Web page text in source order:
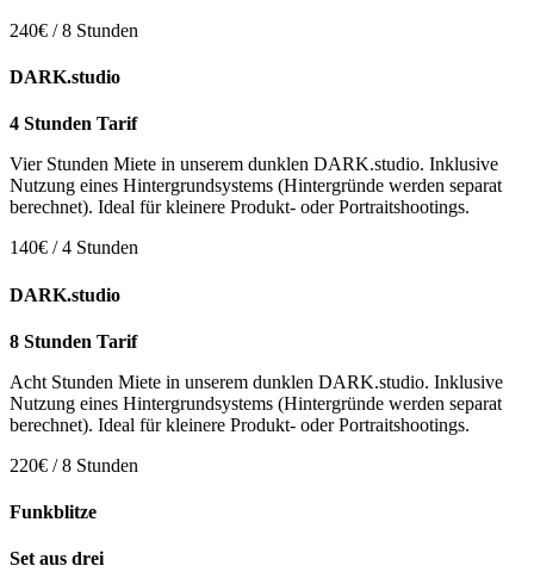
240€ / 8 Stunden
DARK.studio
4 Stunden Tarif
Vier Stunden Miete in unserem dunklen DARK.studio. Inklusive
Nutzung eines Hintergrundsystems (Hintergründe werden separat
berechnet). Ideal für kleinere Produkt- oder Portraitshootings.
140€ / 4 Stunden
DARK.studio
8 Stunden Tarif
Acht Stunden Miete in unserem dunklen DARK.studio. Inklusive
Nutzung eines Hintergrundsystems (Hintergründe werden separat
berechnet). Ideal für kleinere Produkt- oder Portraitshootings.
220€ / 8 Stunden
Funkblitze
Set aus drei